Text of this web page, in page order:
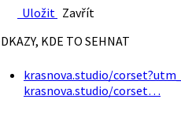
Uložit Zavřít
KDE TO SEHNAT
krasnova.studio/
krasnova.studio/corset…